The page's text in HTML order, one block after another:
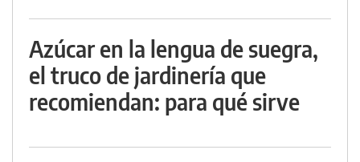
Azúcar en la lengua de suegra,
el truco de jardinería que
recomiendan: para qué sirve